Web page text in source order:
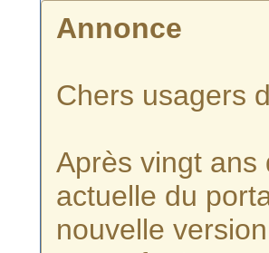
Annonce
Chers usagers
Après vingt ans
actuelle du
nouvelle